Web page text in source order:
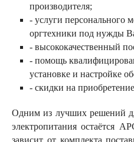
производителя;
- услуги персонального
оргтехники под нужды
- высококачественный
- помощь
установке и настройке
- скидки на
Одним из лучших решений
электропитания остаётся
зависит от комплекта